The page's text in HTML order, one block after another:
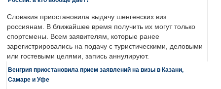
Словакия приостановила выдачу шенгенских виз
россиянам. В ближайшее время получить их могут только
спортсмены. Всем заявителям, которые ранее
зарегистрировались на подачу с туристическими, деловыми
или гостевыми целями, запись аннулируют.
Венгрия приостановила прием заявлений на визы в Казани,
Самаре и Уфе